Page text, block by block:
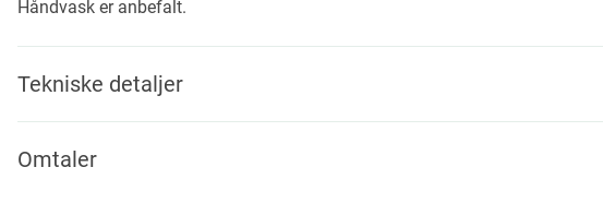
Håndvask er anbefalt.
Tekniske detaljer
Omtaler